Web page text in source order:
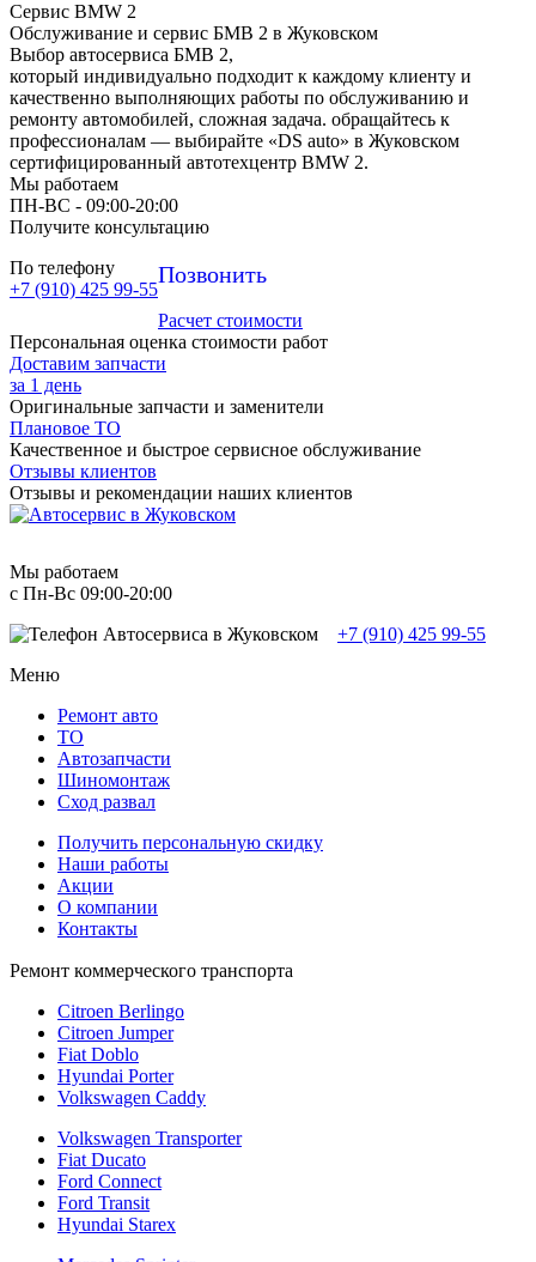
Сервис BMW 2
Обслуживание и сервис БМВ 2 в Жуковском
Выбор автосервиса БМВ 2,
который индивидуально подходит к каждому клиенту и
качественно выполняющих работы по обслуживанию и
ремонту автомобилей, сложная задача. обращайтесь к
профессионалам — выбирайте «DS auto» в Жуковском
сертифицированный автотехцентр BMW 2.
Мы работаем
ПН-ВC - 09:00-20:00
Получите консультацию
По телефону
+7 (910) 425 99-55
Позвонить
Расчет стоимости
Персональная оценка стоимости работ
Доставим запчасти
за 1 день
Оригинальные запчасти и заменители
Плановое ТО
Качественное и быстрое сервисное обслуживание
Отзывы клиентов
Отзывы и рекомендации наших клиентов
Мы работаем
с Пн-Вc 09:00-20:00
+7 (910) 425 99-55
Меню
Ремонт авто
TO
Автозапчасти
Шиномонтаж
Сход развал
Получить персональную скидку
Наши работы
Акции
О компании
Контакты
Ремонт коммерческого транспорта
Citroen Berlingo
Citroen Jumper
Fiat Doblo
Hyundai Porter
Volkswagen Caddy
Volkswagen Transporter
Fiat Ducato
Ford Connect
Ford Transit
Hyundai Starex